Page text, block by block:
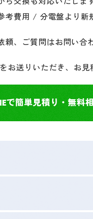
考費用 / 分電盤より新
頼、ご質問はお問い合
お送りいただき、お
で簡単見積り・無料